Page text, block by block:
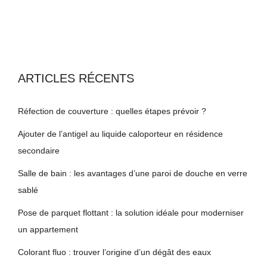
ARTICLES RÉCENTS
Réfection de couverture : quelles étapes prévoir ?
Ajouter de l’antigel au liquide caloporteur en résidence
secondaire
Salle de bain : les avantages d’une paroi de douche en verre
sablé
Pose de parquet flottant : la solution idéale pour moderniser
un appartement
Colorant fluo : trouver l’origine d’un dégât des eaux